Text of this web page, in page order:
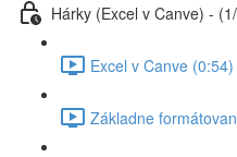
Hárky (Excel v Canve) -
Excel v Canve (0:54)
Základne